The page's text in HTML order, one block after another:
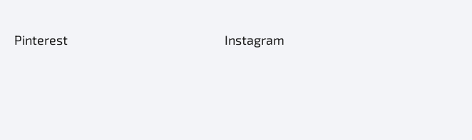
Pinterest Instagram